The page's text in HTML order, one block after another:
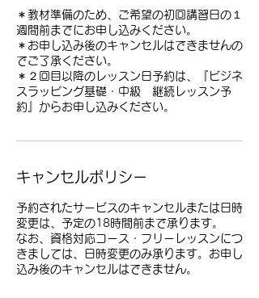
＊教材準備のため、ご希望の初回講習日の１
週間前までにお申し込みください。
＊お申し込み後のキャンセルはできませんの
でご了承ください。
＊２回目以降のレッスン日予約は、『ビジネ
スラッピング基礎・中級 継続レッスン予
約』からお申し込みください。
キャンセルポリシー
予約されたサービスのキャンセルまたは日時
変更は、予定の18時間前まで承ります。
なお、資格対応コース・フリーレッスンにつ
きましては、日時変更のみ承ります。お申し
込み後のキャンセルはできません。